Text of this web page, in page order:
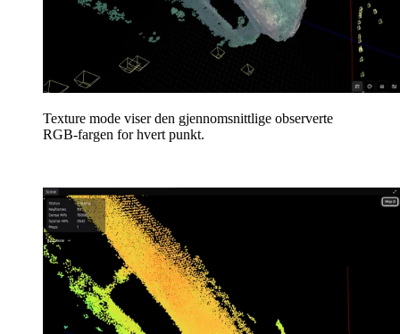
Texture mode viser den gjennomsnittlige observerte
RGB-fargen for hvert punkt.